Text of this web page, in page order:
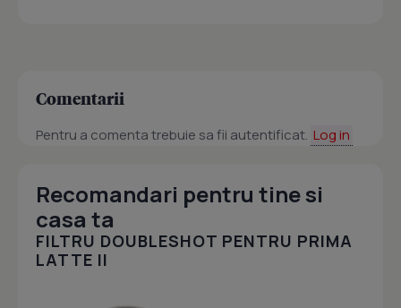
Comentarii
Pentru a comenta trebuie sa fii autentificat. Log in
Recomandari pentru tine si
casa ta
FILTRU DOUBLESHOT PENTRU PRIMA
LATTE II